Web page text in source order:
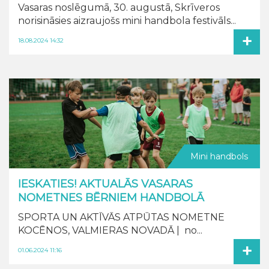
Vasaras noslēgumā, 30. augustā, Skrīveros
norisināsies aizraujošs mini handbola festivāls...
18.08.2024 14:32 +
Mini handbols
IESKATIES! AKTUALĀS VASARAS
NOMETNES BĒRNIEM HANDBOLĀ
SPORTA UN AKTĪVĀS ATPŪTAS NOMETNE
KOCĒNOS, VALMIERAS NOVADĀ | no...
01.06.2024 11:16 +